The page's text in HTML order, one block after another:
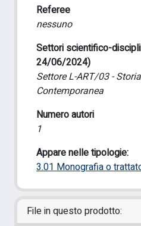
Referee
nessuno
Settori scientifico-
24/06/2024)
Settore L-ART/03 -
Contemporanea
Numero autori
1
Appare nelle tipologie:
3.01 Monografia o
File in questo prodotto: